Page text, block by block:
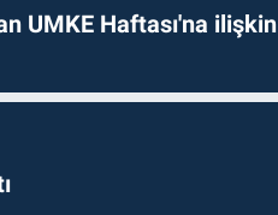
UMKE Haftası'na ilişkin